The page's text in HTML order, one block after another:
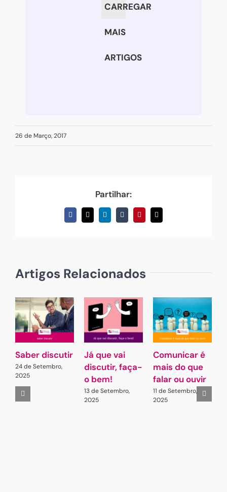
se!
CARREGAR
MAIS
ARTIGOS
26 de Março, 2017
Partilhar:
Facebook
X LinkedInTumblrPinterestEmail
(necessário
Artigos Relacionados
Saber discutir
24 de Setembro,
2025
Já que vai
discutir, faça-
o bem!
13 de Setembro,
2025
Comunicar é
mais do que
falar ou ouvir
11 de Setembro,
2025